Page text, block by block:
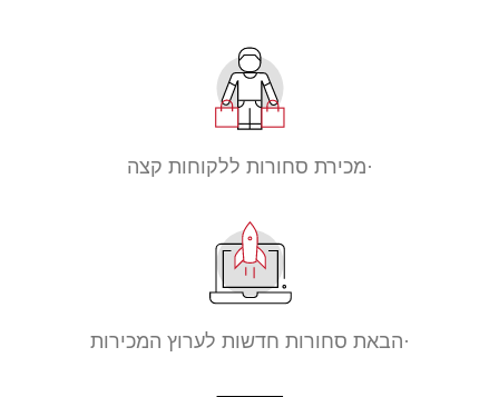
·מכירת סחורות ללקוחות קצה
·הבאת סחורות חדשות לערוץ המכירות